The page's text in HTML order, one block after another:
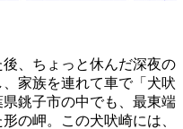
、ちょっと休んだ深夜の
家族を連れて車で「犬吠
銚子市の中でも、最東端
の岬。この犬吠崎には、